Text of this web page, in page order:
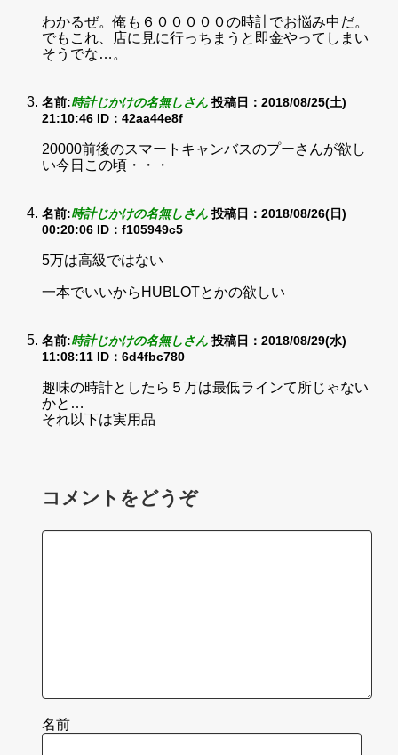
わかるぜ。俺も６０００００の時計でお悩み中だ。
でもこれ、店に見に行っちまうと即金やってしまい
そうでな…。
名前:時計じかけの名無しさん 投稿日：2018/08/25(土)
21:10:46 ID：42aa44e8f
20000前後のスマートキャンバスのプーさんが欲し
い今日この頃・・・
名前:時計じかけの名無しさん 投稿日：2018/08/26(日)
00:20:06 ID：f105949c5
5万は高級ではない
一本でいいからHUBLOTとかの欲しい
名前:時計じかけの名無しさん 投稿日：2018/08/29(水)
11:08:11 ID：6d4fbc780
趣味の時計としたら５万は最低ラインて所じゃない
かと…
それ以下は実用品
コメントをどうぞ
名前